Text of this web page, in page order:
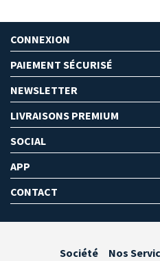
CONNEXION
PAIEMENT SÉCURISÉ
NEWSLETTER
LIVRAISONS PREMIUM
SOCIAL
APP
CONTACT
Société Nos